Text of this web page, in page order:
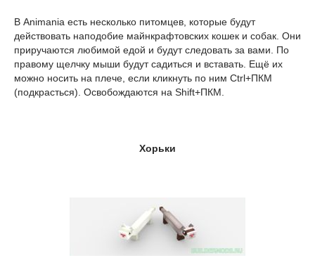
В Animania есть несколько питомцев, которые будут
действовать наподобие майнкрафтовских кошек и собак. Они
приручаются любимой едой и будут следовать за вами. По
правому щелчку мыши будут садиться и вставать. Ещё их
можно носить на плече, если кликнуть по ним Ctrl+ПКМ
(подкрасться). Освобождаются на Shift+ПКМ.
Хорьки